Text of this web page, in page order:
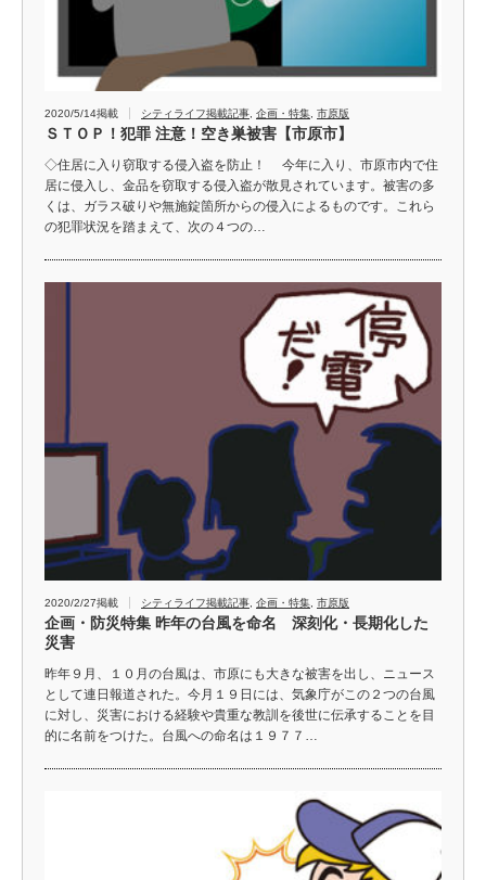
2020/5/14掲載 シティライフ掲載記事 企画・特集 市原版
ＳＴＯＰ！犯罪 注意！空き巣被害【市原市】
◇住居に入り窃取する侵入盗を防止！ 今年に入り、市原市内で住
居に侵入し、金品を窃取する侵入盗が散見されています。被害の多
くは、ガラス破りや無施錠箇所からの侵入によるものです。これら
の犯罪状況を踏まえて、次の４つの…
2020/2/27掲載 シティライフ掲載記事 企画・特集 市原版
企画・防災特集 昨年の台風を命名 深刻化・長期化した
災害
昨年９月、１０月の台風は、市原にも大きな被害を出し、ニュース
として連日報道された。今月１９日には、気象庁がこの２つの台風
に対し、災害における経験や貴重な教訓を後世に伝承することを目
的に名前をつけた。台風への命名は１９７７…